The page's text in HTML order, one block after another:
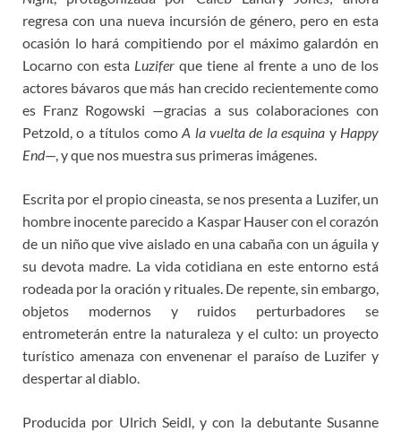
o
k
r
o
n
n
k
e
e
s
t
regresa con una nueva incursión de género, pero en esta
ocasión lo hará compitiendo por el máximo galardón en
Locarno con esta Luzifer que tiene al frente a uno de los
actores bávaros que más han crecido recientemente como
es Franz Rogowski —gracias a sus colaboraciones con
Petzold, o a títulos comoA la vuelta de la esquina y Happy
End—, y que nos muestra sus primeras imágenes.
Escrita por el propio cineasta, se nos presenta a Luzifer, un
hombre inocente parecido a Kaspar Hauser con el corazón
de un niño que vive aislado en una cabaña con un águila y
su devota madre. La vida cotidiana en este entorno está
rodeada por la oración y rituales. De repente, sin embargo,
objetos modernos y ruidos perturbadores se
entrometerán entre la naturaleza y el culto: un proyecto
turístico amenaza con envenenar el paraíso de Luzifer y
despertar al diablo.
Producida por Ulrich Seidl, y con la debutante Susanne